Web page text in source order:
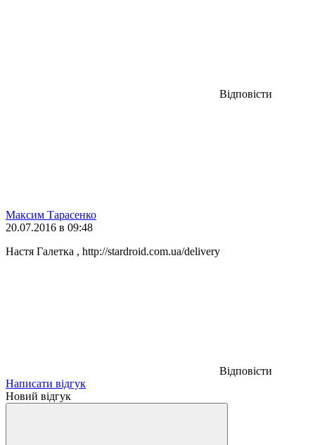
Відповісти
Максим Тарасенко
20.07.2016 в 09:48
Настя Галетка , http://stardroid.com.ua/delivery
Відповісти
Написати відгук
Новий відгук